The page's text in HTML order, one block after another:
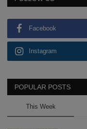
Facebook
Instagram
POPULAR POSTS
This Week